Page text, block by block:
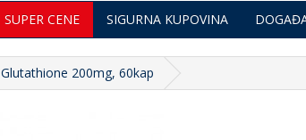
SUPER CENE SIGURNA KUPOVINA
Glutathione 200mg, 60kap